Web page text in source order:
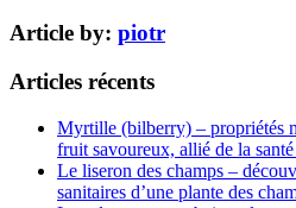
Article by: piotr
Articles récents
Myrtille (bilberry) – propriétés
fruit savoureux, allié de la
Le liseron des champs –
sanitaires d’une plante des